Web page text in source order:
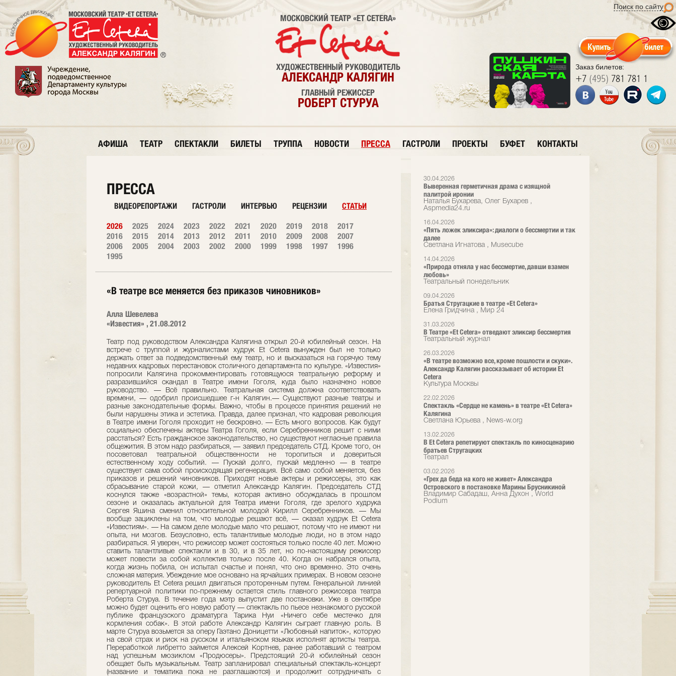
Поиск по сайту
Заказ билетов:
+7 (495) 781 781 1
МОСКОВСКИЙ ТЕАТР «ET CETERA»
ХУДОЖЕСТВЕННЫЙ РУКОВОДИТЕЛЬ
АЛЕКСАНДР КАЛЯГИН
ГЛАВНЫЙ РЕЖИССЕР
РОБЕРТ СТУРУА
АФИША ТЕАТР СПЕКТАКЛИ БИЛЕТЫ ТРУППА НОВОСТИ ПРЕССА ГАСТРОЛИ ПРОЕКТЫ БУФЕТ КОНТАКТЫ
30.04.2026
Выверенная герметичная драма с изящной
палитрой иронии
Наталья Бухарева, Олег Бухарев ,
Аspmedia24.ru
16.04.2026
«Пять ложек эликсира»: диалоги о бессмертии и так
далее
Светлана Игнатова , Musecube
14.04.2026
«Природа отняла у нас бессмертие, давши взамен
любовь»
Театральный понедельник
09.04.2026
Братья Стругацкие в театре «Et Cetera»
Елена Гридчина , Мир 24
31.03.2026
В Театре «Et Cetera» отведают эликсир бессмертия
Театральный журнал
26.03.2026
«В театре возможно все, кроме пошлости и скуки».
Александр Калягин рассказывает об истории Et
Cetera
Культура Москвы
22.02.2026
Спектакль «Сердце не камень» в театре «Et Cetera»
Калягина
Светлана Юрьева , News-w.org
13.02.2026
В Et Cetera репетируют спектакль по киносценарию
братьев Стругацких
Театрал
03.02.2026
«Грех да беда на кого не живет» Александра
Островского в постановке Марины Брусникиной
Владимир Сабадаш, Анна Духон , World
Podium
ПРЕССА
ВИДЕОРЕПОРТАЖИ ГАСТРОЛИ ИНТЕРВЬЮ РЕЦЕНЗИИ СТАТЬИ
2026 2025 2024 2023 2022 2021 2020 2019 2018
2017
2016
2015 2014 2013 2012 2011 2010 2009 2008
2007
2006
2005 2004 2003 2002 2000 1999 1998 1997
1996
1995
«В театре все меняется без приказов чиновников»
Алла Шевелева
«Известия» , 21.08.2012
Театр под руководством Александра Калягина открыл 20-й юбилейный сезон. На
встрече с труппой и журналистами худрук Et Cetera вынужден был не только
держать ответ за подведомственный ему театр, но и высказаться на горячую тему
недавних кадровых перестановок столичного департамента по культуре. «Известия»
попросили Калягина прокомментировать готовящуюся театральную реформу и
разразившийся скандал в Театре имени Гоголя, куда было назначено новое
руководство. — Всё правильно. Театральная система должна соответствовать
времени, — одобрил происшедшее г-н Калягин.— Существуют разные театры и
разные законодательные формы. Важно, чтобы в процессе принятия решений не
были нарушены этика и эстетика. Правда, далее признал, что кадровая революция
в Театре имени Гоголя проходит не бескровно. — Есть много вопросов. Как будут
социально обеспечены актеры Театра Гоголя, если Серебренников решит с ними
расстаться? Есть гражданское законодательство, но существуют негласные правила
общежития. В этом надо разбираться, — заявил председатель СТД. Кроме того, он
посоветовал театральной общественности не торопиться и довериться
естественному ходу событий. — Пускай долго, пускай медленно — в театре
существует сама собой происходящая регенерация. Всё само собой меняется, без
приказов и решений чиновников. Приходят новые актеры и режиссеры, это как
сбрасывание старой кожи, — отметил Александр Калягин. Председатель СТД
коснулся также «возрастной» темы, которая активно обсуждалась в прошлом
сезоне и оказалась актуальной для Театра имени Гоголя, где зрелого худрука
Сергея Яшина сменил относительной молодой Кирилл Серебренников. — Мы
вообще зациклены на том, что молодые решают всё, — сказал худрук Et Cetera
«Известиям». — На самом деле молодые мало что решают, потому что не имеют ни
опыта, ни мозгов. Безусловно, есть талантливые молодые люди, но в этом надо
разбираться. Я уверен, что режиссер может состояться только после 40 лет. Можно
ставить талантливые спектакли и в 30, и в 35 лет, но по-настоящему режиссер
может повести за собой коллектив только после 40. Когда он набрался опыта,
когда жизнь побила, он испытал счастье и понял, что оно временно. Это очень
сложная материя. Убеждение мое основано на ярчайших примерах. В новом сезоне
руководитель Et Cetera решил двигаться проторенным путем. Генеральной линией
репертуарной политики по-прежнему остается стиль главного режиссера театра
Роберта Стуруа. В течение года мэтр выпустит две постановки. Уже в сентябре
можно будет оценить его новую работу — спектакль по пьесе незнакомого русской
публике французского драматурга Тарика Нуи «Ничего себе местечко для
кормления собак». В этой работе Александр Калягин сыграет главную роль. В
марте Стуруа возьмется за оперу Гаэтано Доницетти «Любовный напиток», которую
на свой страх и риск на русском и итальянском языках исполнят артисты театра.
Переработкой либретто займется Алексей Кортнев, ранее работавший с театром
над успешным мюзиклом «Продюсеры». Предстоящий 20-й юбилейный сезон
обещает быть музыкальным. Театр запланировал специальный спектакль-концерт
(название и тематика пока не разглашаются) и продолжит сотрудничать с